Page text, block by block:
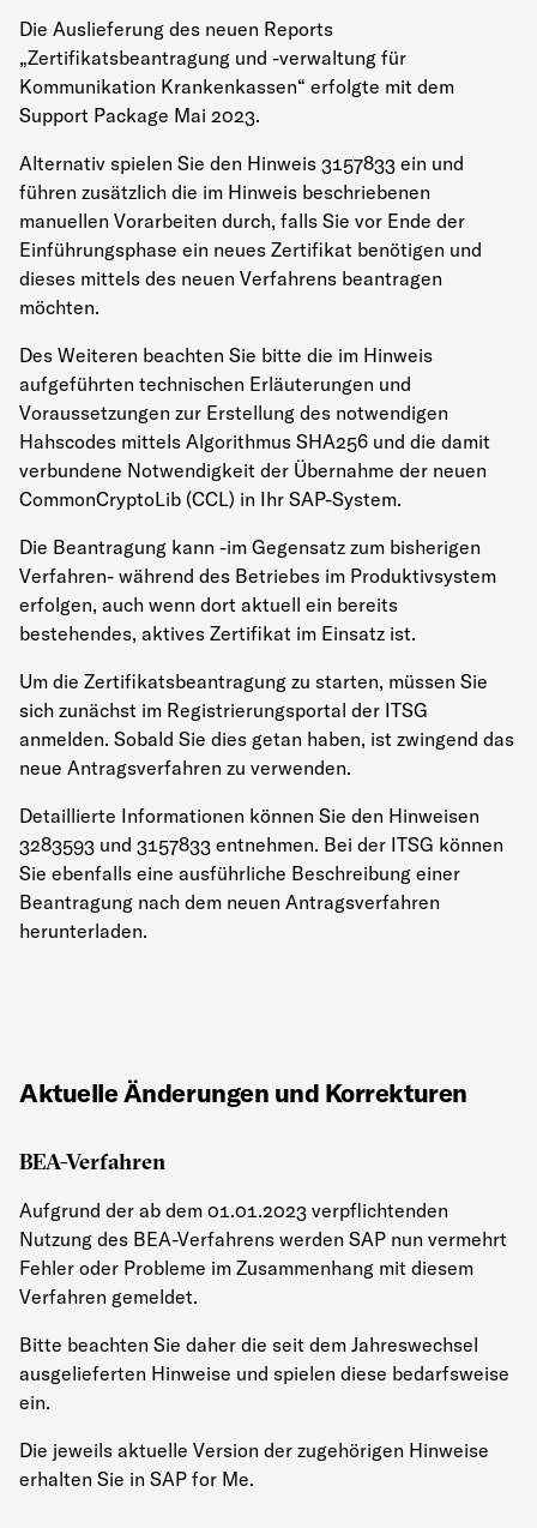
Die Auslieferung des neuen Reports
„Zertifikatsbeantragung und -verwaltung für
Kommunikation Krankenkassen“ erfolgte mit dem
Support Package Mai 2023.
Alternativ spielen Sie den Hinweis 3157833 ein und
führen zusätzlich die im Hinweis beschriebenen
manuellen Vorarbeiten durch, falls Sie vor Ende der
Einführungsphase ein neues Zertifikat benötigen und
dieses mittels des neuen Verfahrens beantragen
möchten.
Des Weiteren beachten Sie bitte die im Hinweis
aufgeführten technischen Erläuterungen und
Voraussetzungen zur Erstellung des notwendigen
Hahscodes mittels Algorithmus SHA256 und die damit
verbundene Notwendigkeit der Übernahme der neuen
CommonCryptoLib (CCL) in Ihr SAP-System.
Die Beantragung kann -im Gegensatz zum bisherigen
Verfahren- während des Betriebes im Produktivsystem
erfolgen, auch wenn dort aktuell ein bereits
bestehendes, aktives Zertifikat im Einsatz ist.
Um die Zertifikatsbeantragung zu starten, müssen Sie
sich zunächst im Registrierungsportal der ITSG
anmelden. Sobald Sie dies getan haben, ist zwingend das
neue Antragsverfahren zu verwenden.
Detaillierte Informationen können Sie den Hinweisen
3283593 und 3157833 entnehmen. Bei der ITSG können
Sie ebenfalls eine ausführliche Beschreibung einer
Beantragung nach dem neuen Antragsverfahren
herunterladen.
Aktuelle Änderungen und Korrekturen
BEA-Verfahren
Aufgrund der ab dem 01.01.2023 verpflichtenden
Nutzung des BEA-Verfahrens werden SAP nun vermehrt
Fehler oder Probleme im Zusammenhang mit diesem
Verfahren gemeldet.
Bitte beachten Sie daher die seit dem Jahreswechsel
ausgelieferten Hinweise und spielen diese bedarfsweise
ein.
Die jeweils aktuelle Version der zugehörigen Hinweise
erhalten Sie in SAP for Me.